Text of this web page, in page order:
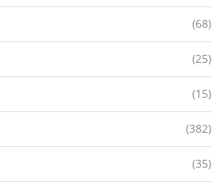
(68)
(25)
(15)
(382)
(35)